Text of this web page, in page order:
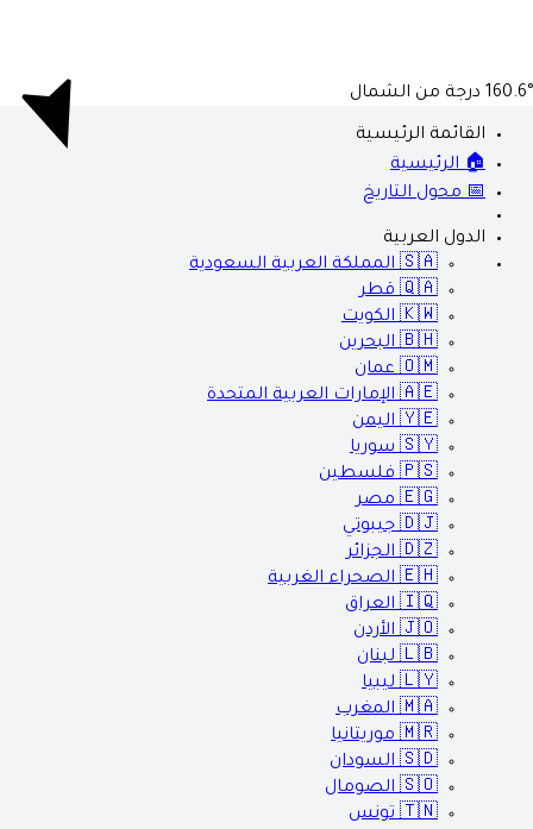
160.6° درجة من الشمال
القائمة الرئيسية
🏠 الرئيسية
📅 محول التاريخ
الدول العربية
🇸🇦 المملكة العربية السعودية
🇶🇦 قطر
🇰🇼 الكويت
🇧🇭 البحرين
🇴🇲 عمان
🇦🇪 الإمارات العربية المتحدة
🇾🇪 اليمن
🇸🇾 سوريا
🇵🇸 فلسطين
🇪🇬 مصر
🇩🇯 جيبوتي
🇩🇿 الجزائر
🇪🇭 الصحراء الغربية
🇮🇶 العراق
🇯🇴 الأردن
🇱🇧 لبنان
🇱🇾 ليبيا
🇲🇦 المغرب
🇲🇷 موريتانيا
🇸🇩 السودان
🇸🇴 الصومال
🇹🇳 تونس